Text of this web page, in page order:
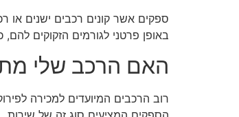
ספקים אשר קונים רכבים ישנים או
באופן פרטני לגורמים הזקוקים להם,
האם הרכב שלי
רוב הרכבים המיועדים למכירה